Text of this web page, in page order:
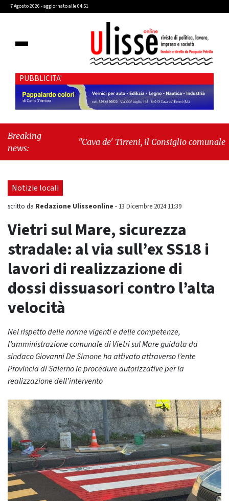
7 Agosto 2026 - aggiornato alle 04:51
PUBBLICITA'
Breaking
news:
"Cava de' Tirreni, il Consiglio comunale
Mare, giornata storica: la ceramica ammessa
alla fase europea per l’IGP"
Notizie locali
scritto da Redazione Ulisseonline - 13 Dicembre 2024 11:39
Vietri sul Mare, sicurezza
stradale: al via sull’ex SS18 i
lavori di realizzazione di
dossi dissuasori contro l’alta
velocità
Nel rispetto delle norme vigenti e delle competenze,
l’amministrazione comunale di Vietri sul Mare guidata da
sindaco Giovanni De Simone ha attivato attraverso l’ente
Provincia di Salerno le procedure autorizzative per la
realizzazione dell’intervento